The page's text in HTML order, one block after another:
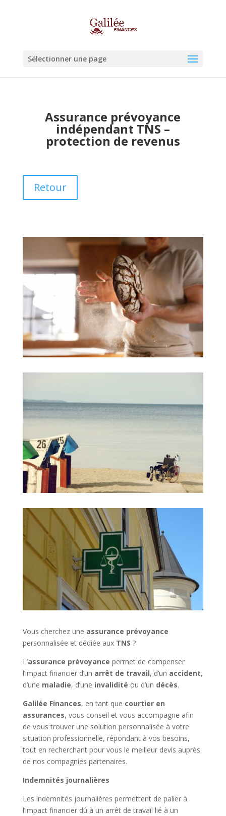
Sélectionner une page
Assurance prévoyance
indépendant TNS –
protection de revenus
Retour
Vous cherchez une assurance prévoyance
personnalisée et dédiée aux TNS ?
L’assurance prévoyance permet de compenser
l’impact financier d’un arrêt de travail, d’un accident,
d’une maladie, d’une invalidité ou d’un décès.
Galilée Finances, en tant que courtier en
assurances, vous conseil et vous accompagne afin
de vous trouver une solution personnalisée à votre
situation professionnelle, répondant à vos besoins,
tout en recherchant pour vous le meilleur devis auprès
de nos compagnies partenaires.
Indemnités journalières
Les indemnités journalières permettent de palier à
l’impact financier dû à un arrêt de travail lié à un